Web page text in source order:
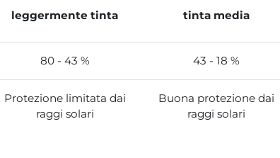
leggermente tinta tinta media
80 - 43 % 43 - 18 %
Protezione limitata dai
raggi solari
Buona protezione dai
raggi solari